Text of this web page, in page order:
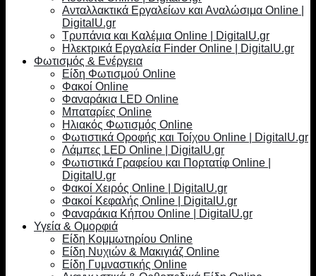
Ανταλλακτικά Εργαλείων και Αναλώσιμα Online |
DigitalU.gr
Τρυπάνια και Καλέμια Online | DigitalU.gr
Ηλεκτρικά Εργαλεία Finder Online | DigitalU.gr
Φωτισμός & Ενέργεια
Είδη Φωτισμού Online
Φακοί Online
Φαναράκια LED Online
Μπαταρίες Online
Ηλιακός Φωτισμός Online
Φωτιστικά Οροφής και Τοίχου Online | DigitalU.gr
Λάμπες LED Online | DigitalU.gr
Φωτιστικά Γραφείου και Πορτατίφ Online |
DigitalU.gr
Φακοί Χειρός Online | DigitalU.gr
Φακοί Κεφαλής Online | DigitalU.gr
Φαναράκια Κήπου Online | DigitalU.gr
Υγεία & Ομορφιά
Είδη Κομμωτηρίου Online
Είδη Νυχιών & Μακιγιάζ Online
Είδη Γυμναστικής Online